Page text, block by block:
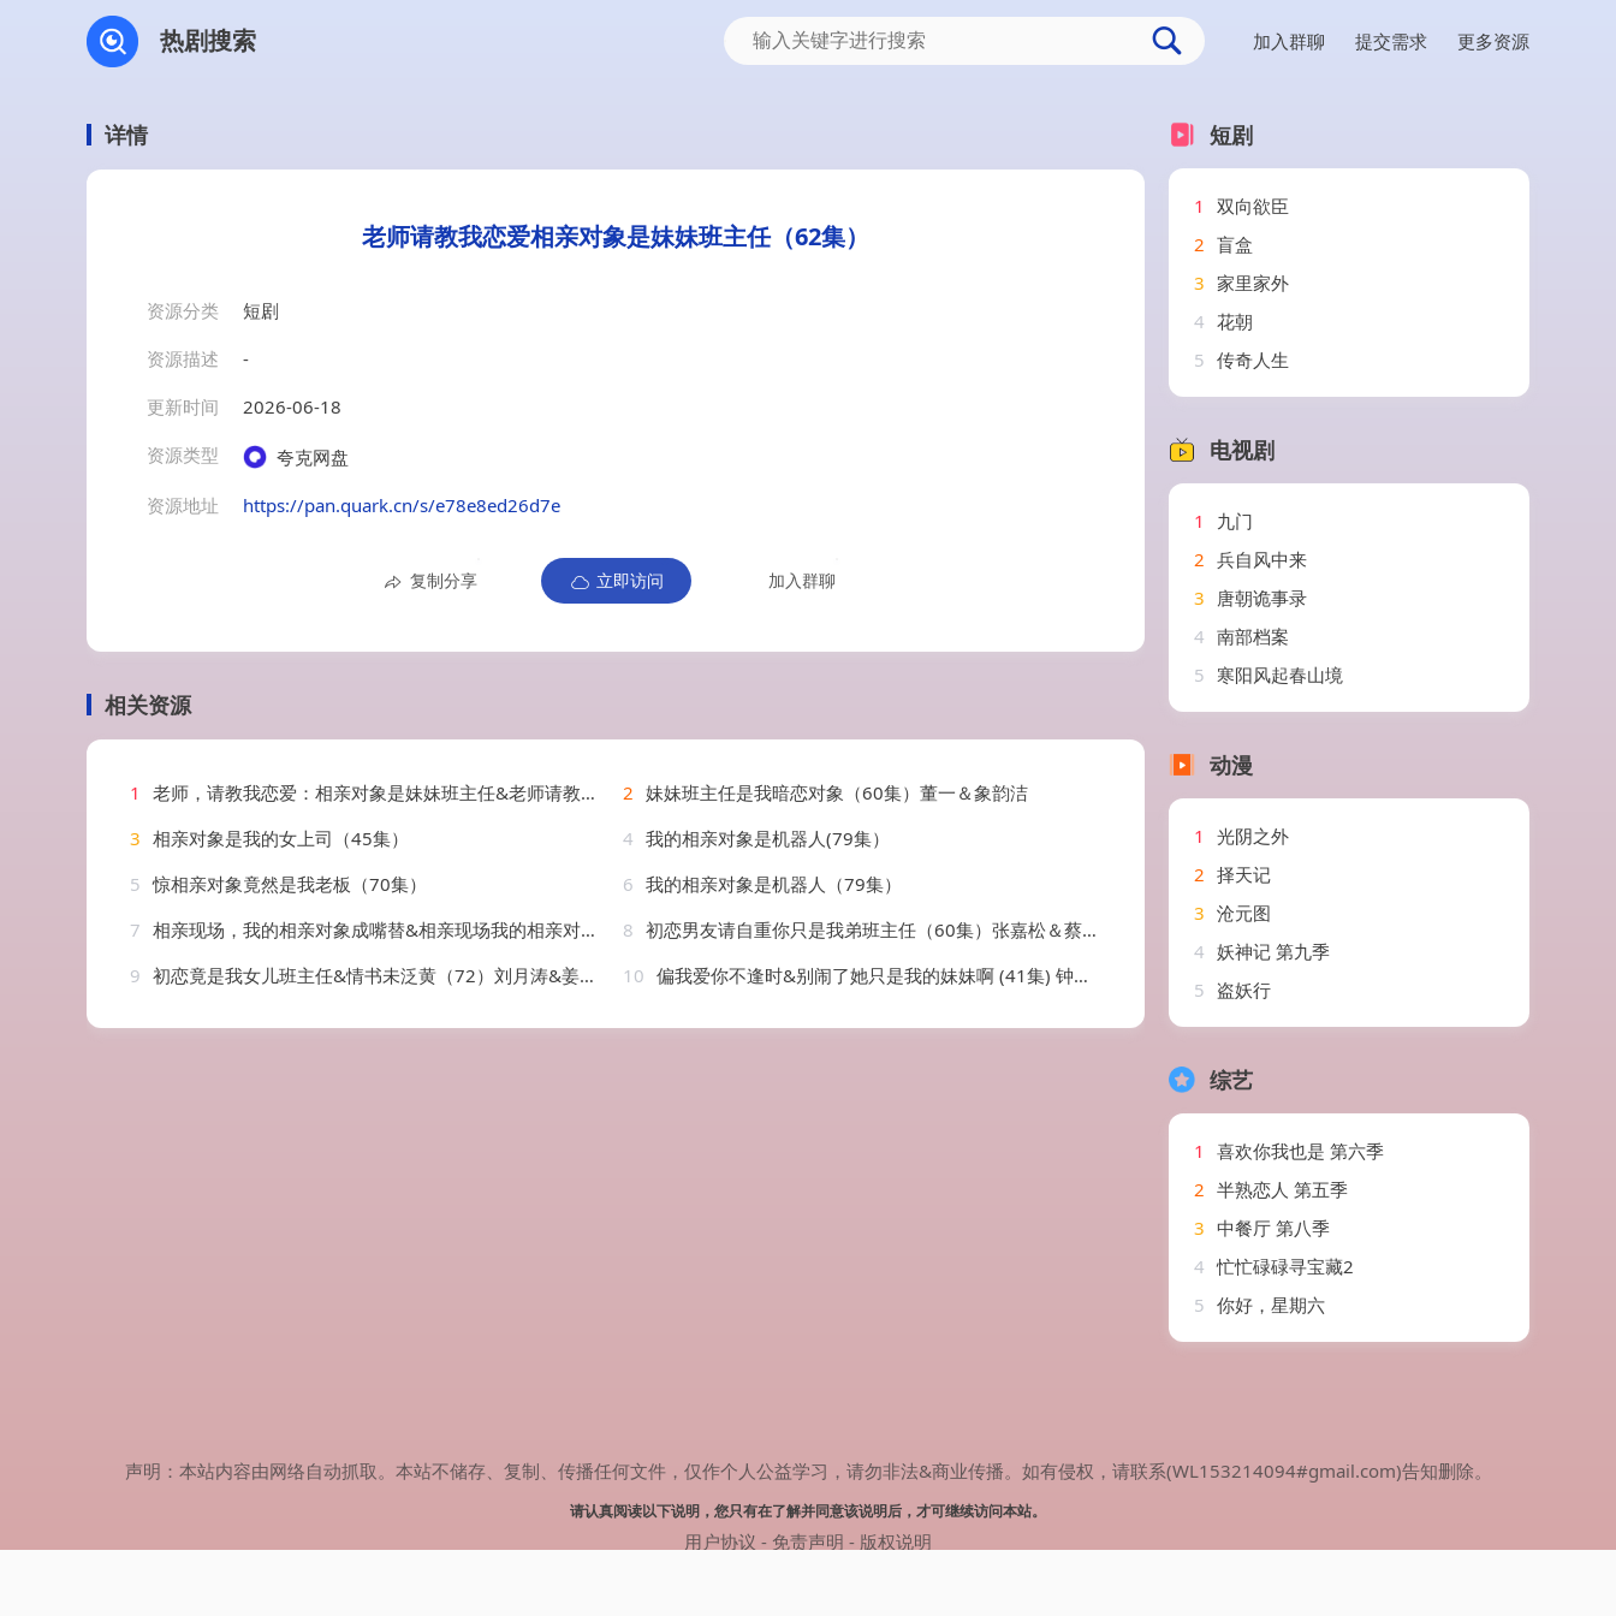
热剧搜索 加入群聊 提交需求 更多资源
详情
老师请教我恋爱相亲对象是妹妹班主任（62集）
资源分类
短剧
资源描述
-
更新时间
2026-06-18
资源类型
夸克网盘
资源地址
https://pan.quark.cn/s/e78e8ed26d7e
复制分享 立即访问 加入群聊
相关资源
1 老师，请教我恋爱：相亲对象是妹妹班主任&老师请教我恋爱相亲对象是妹妹班主任（62集）AI短剧 2 妹妹班主任是我暗恋对象（60集）董一＆象韵洁
3 相亲对象是我的女上司（45集） 4 我的相亲对象是机器人(79集）
5 惊相亲对象竟然是我老板（70集） 6 我的相亲对象是机器人（79集）
7 相亲现场，我的相亲对象成嘴替&相亲现场我的相亲对象成嘴替（55集）AI短剧 8 初恋男友请自重你只是我弟班主任（60集）张嘉松＆蔡滟静
9 初恋竟是我女儿班主任&情书未泛黄（72）刘月涛&姜羽星 10 偏我爱你不逢时&别闹了她只是我的妹妹啊 (41集) 钟情&李苗苗
短剧
1
双向欲臣
2 盲盒
3 家里家外
4 花朝
5 传奇人生
电视剧
1
九门
2 兵自风中来
3 唐朝诡事录
4 南部档案
5 寒阳风起春山境
动漫
1
光阴之外
2 择天记
3 沧元图
4 妖神记 第九季
5 盗妖行
综艺
1
喜欢你我也是 第六季
2 半熟恋人 第五季
3 中餐厅 第八季
4 忙忙碌碌寻宝藏2
5 你好，星期六
声明：本站内容由网络自动抓取。本站不储存、复制、传播任何文件，仅作个人公益学习，请勿非法&商业传播。如有侵权，请联系(WL153214094#gmail.com)告知删除。
请认真阅读以下说明，您只有在了解并同意该说明后，才可继续访问本站。
用户协议 - 免责声明 - 版权说明